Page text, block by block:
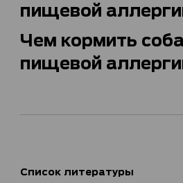
пищевой
Чем кормить
пищевой
Список литературы